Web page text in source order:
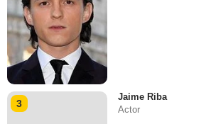
3
Jaime Riba
Actor